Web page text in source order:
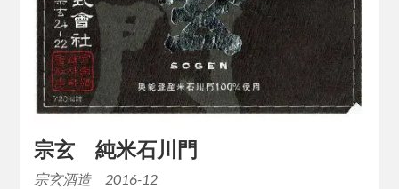
宗玄 純米石川門
宗玄酒造 2016-12